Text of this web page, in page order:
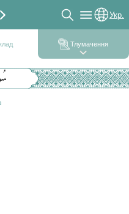
Укр.
Тлумачення